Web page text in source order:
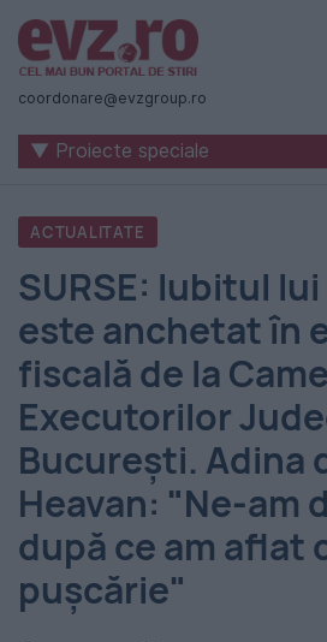
Știri
naționale
internaționale
România
-
Evenimentul
Zilei
coordonare@evzgroup.ro
▼ Proiecte speciale
ACTUALITATE
SURSE: Iubitul
este anchetat în
fiscală de la
Executorilor
Bucureşti. Adina
Heavan: "Ne-am
după ce am aflat
puşcărie"